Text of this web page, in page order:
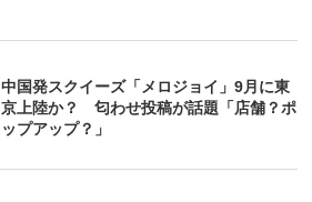
中国発スクイーズ「メロジョイ」9月に東
京上陸か？ 匂わせ投稿が話題「店舗？ポ
ップアップ？」